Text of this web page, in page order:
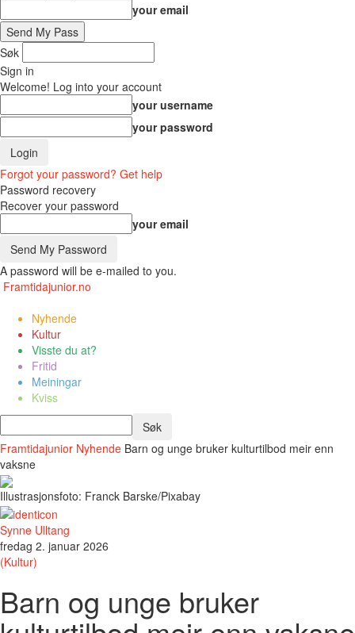
your email
Søk
Sign in
Welcome! Log into your account
your username
your password
Forgot your password? Get help
Password recovery
Recover your password
your email
A password will be e-mailed to you.
Framtidajunior.no
Nyhende
Kultur
Visste du at?
Fritid
Meiningar
Kviss
Framtidajunior Nyhende Barn og unge bruker kulturtilbod meir enn
vaksne
Illustrasjonsfoto: Franck Barske/Pixabay
Synne Ulltang
fredag 2. januar 2026
(Kultur)
Barn og unge bruker